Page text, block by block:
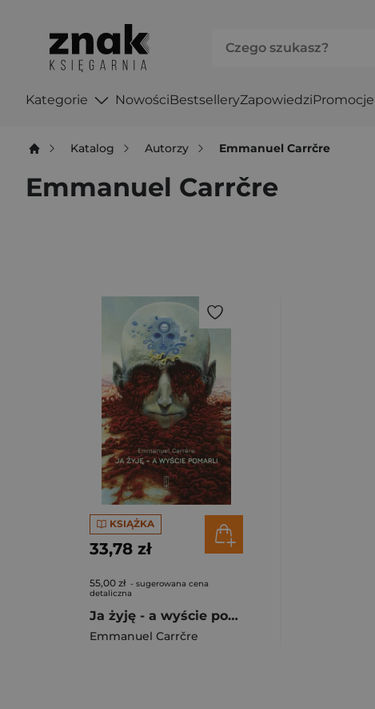
Kategorie NowościBestselleryZapowiedziPromocje
Katalog Autorzy Emmanuel Carrčre
Emmanuel Carrčre
KSIĄŻKA
33,78 zł
55,00 zł - sugerowana cena
detaliczna
Ja żyję - a wyście pomarli
Emmanuel Carrčre